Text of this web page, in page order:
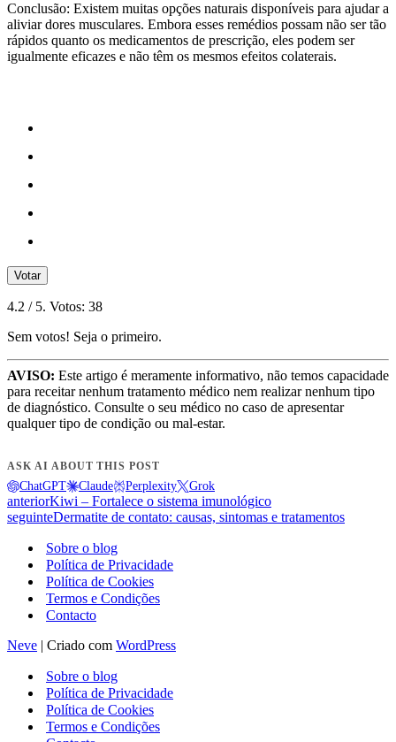
Conclusão: Existem muitas opções naturais disponíveis para ajudar a
aliviar dores musculares. Embora esses remédios possam não ser tão
rápidos quanto os medicamentos de prescrição, eles podem ser
igualmente eficazes e não têm os mesmos efeitos colaterais.
Votar
4.2 / 5. Votos: 38
Sem votos! Seja o primeiro.
AVISO: Este artigo é meramente informativo, não temos capacidade
para receitar nenhum tratamento médico nem realizar nenhum tipo
de diagnóstico. Consulte o seu médico no caso de apresentar
qualquer tipo de condição ou mal-estar.
ASK AI ABOUT THIS POST
ChatGPT Claude Perplexity Grok
anteriorKiwi – Fortalece o sistema imunológico
seguinteDermatite de contato: causas, sintomas e tratamentos
Sobre o blog
Política de Privacidade
Política de Cookies
Termos e Condições
Contacto
Neve | Criado com WordPress
Sobre o blog
Política de Privacidade
Política de Cookies
Termos e Condições